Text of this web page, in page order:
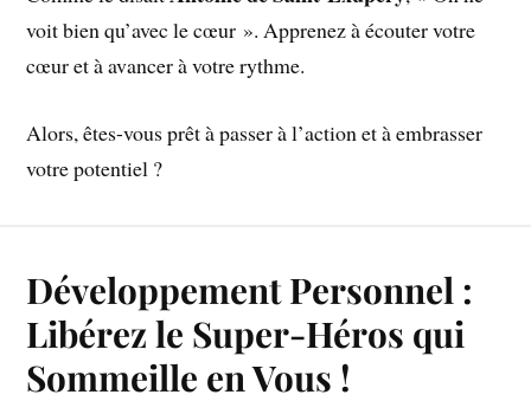
voit bien qu’avec le cœur ». Apprenez à écouter votre
cœur et à avancer à votre rythme.
Alors, êtes-vous prêt à passer à l’action et à embrasser
votre potentiel ?
Développement Personnel :
Libérez le Super-Héros qui
Sommeille en Vous !